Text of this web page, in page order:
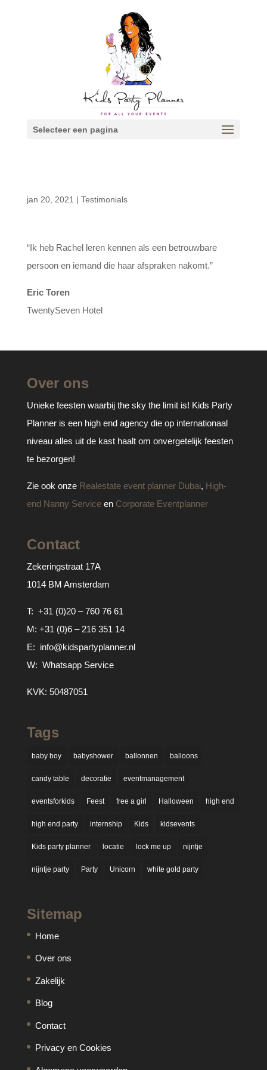
Selecteer een pagina
jan 20, 2021 | Testimonials
“Ik heb Rachel leren kennen als een betrouwbare
persoon en iemand die haar afspraken nakomt.”
Eric Toren
TwentySeven Hotel
Over ons
Unieke feesten waarbij the sky the limit is! Kids Party
Planner is een high end agency die op internationaal
niveau alles uit de kast haalt om onvergetelijk feesten
te bezorgen!
Zie ook onze Realestate event planner Dubai, High-
end Nanny Serviceen Corporate Eventplanner
Contact
Zekeringstraat 17A
1014 BM Amsterdam
T: +31 (0)20 – 760 76 61
M: +31 (0)6 – 216 351 14
E: info@kidspartyplanner.nl
W: Whatsapp Service
KVK: 50487051
Tags
baby boy babyshower ballonnen balloons
candy table decoratie eventmanagement
eventsforkids Feest free a girl Halloween high end
high end party internship Kids kidsevents
Kids party planner locatie lock me up nijntje
nijntje party Party Unicorn white gold party
Sitemap
Home
Over ons
Zakelijk
Blog
Contact
Privacy en Cookies